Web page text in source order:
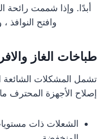
أبدًا. وإذا شممت رائحة
وافتح النوافذ
طباخات الغاز
تشمل المشكلات الشائعة
إصلاح الأجهزة المحترف
الشعلات ذات